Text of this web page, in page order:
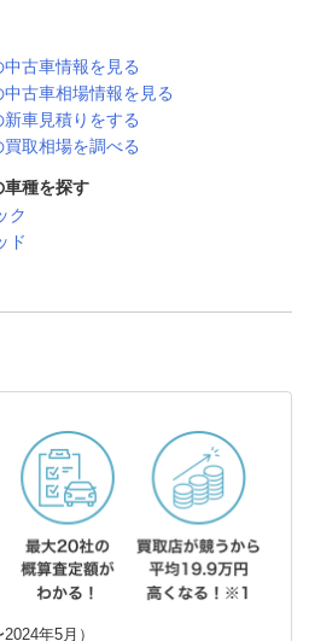
古車情報を見る
中古車相場情報を見る
車見積りをする
取相場を調べる
車種を探す
ク
ド
年5月）